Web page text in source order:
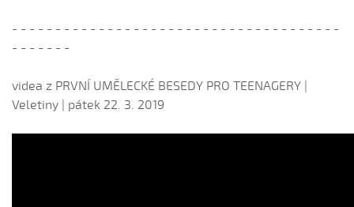
- - - - - - - - - - - - - - - - - - - - - - - - - - - - - - - - - - - - - -
- - - - - - -
videa z PRVNÍ UMĚLECKÉ BESEDY PRO TEENAGERY |
Veletiny | pátek 22. 3. 2019